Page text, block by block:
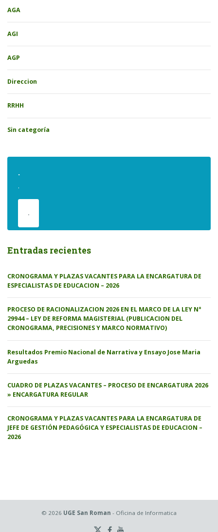
AGA
AGI
AGP
Direccion
RRHH
Sin categoría
.
.
.
Entradas recientes
CRONOGRAMA Y PLAZAS VACANTES PARA LA ENCARGATURA DE
ESPECIALISTAS DE EDUCACION – 2026
PROCESO DE RACIONALIZACION 2026 EN EL MARCO DE LA LEY N°
29944 – LEY DE REFORMA MAGISTERIAL (PUBLICACION DEL
CRONOGRAMA, PRECISIONES Y MARCO NORMATIVO)
Resultados Premio Nacional de Narrativa y Ensayo Jose Maria
Arguedas
CUADRO DE PLAZAS VACANTES – PROCESO DE ENCARGATURA 2026
» ENCARGATURA REGULAR
CRONOGRAMA Y PLAZAS VACANTES PARA LA ENCARGATURA DE
JEFE DE GESTIÓN PEDAGÓGICA Y ESPECIALISTAS DE EDUCACION –
2026
© 2026 UGE San Roman - Oficina de Informatica